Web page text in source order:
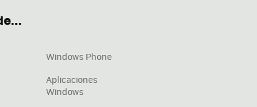
Windows Phone
Aplicaciones
Windows